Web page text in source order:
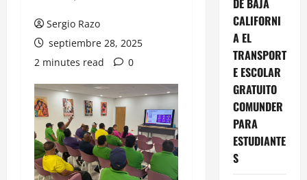
Sergio Razo
septiembre 28, 2025
2 minutes read
0
DE BAJA
CALIFORNI
A EL
TRANSPORT
E ESCOLAR
GRATUITO
COMUNDER
PARA
ESTUDIANTE
S